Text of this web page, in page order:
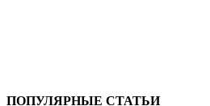
ПОПУЛЯРНЫЕ СТАТЬИ